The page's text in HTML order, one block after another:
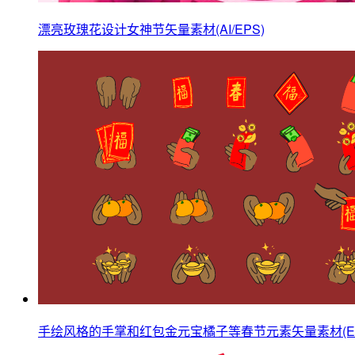
漂亮玫瑰花设计女神节矢量素材(AI/EPS)
手绘风格的手掌和红包金元宝橘子等春节元素矢量素材